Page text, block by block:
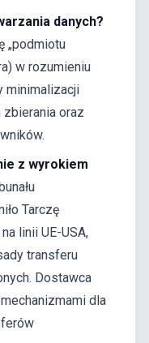
danych?
„podmiotu
w rozumieniu
minimalizacji
zbierania oraz
z wyrokiem
Tarczę
linii UE-USA,
transferu
Dostawca
dla